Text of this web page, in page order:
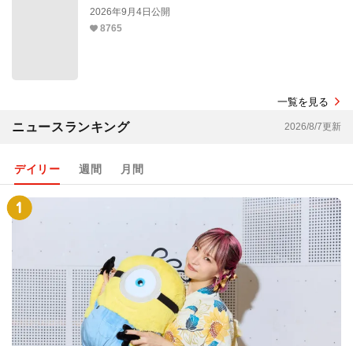
2026年9月4日公開
8765
一覧を見る
ニュースランキング 2026/8/7更新
デイリー 週間 月間